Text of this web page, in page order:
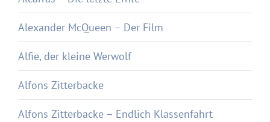
Alexander McQueen – Der Film
Alfie, der kleine Werwolf
Alfons Zitterbacke
Alfons Zitterbacke – Endlich Klassenfahrt